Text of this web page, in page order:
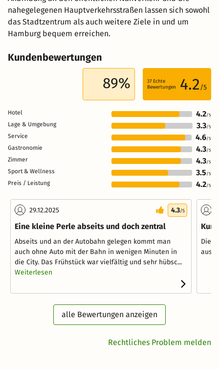
nahegelegenen Hauptverkehrsstraßen lassen sich sowohl
das Stadtzentrum als auch weitere Ziele in und um
Hamburg bequem erreichen.
Kundenbewertungen
89% 37 Echte
Bewertungen
4.2 /5
Hotel 4.2/5
Lage & Umgebung 3.3/5
Service 4.6/5
Gastronomie 4.3/5
Zimmer 4.3/5
Sport & Wellness 3.5 /5
Preis / Leistung 4.2/5
29.12.2025 4.3/5
Eine kleine Perle abseits und doch zentral
Abseits und an der Autobahn gelegen kommt man
auch ohne Auto mit der Bahn in wenigen Minuten in
die City. Das Frühstück war vielfältig und sehr hübsc...
Weiterlesen
Die
alle Bewertungen anzeigen
Rechtliches Problem melden